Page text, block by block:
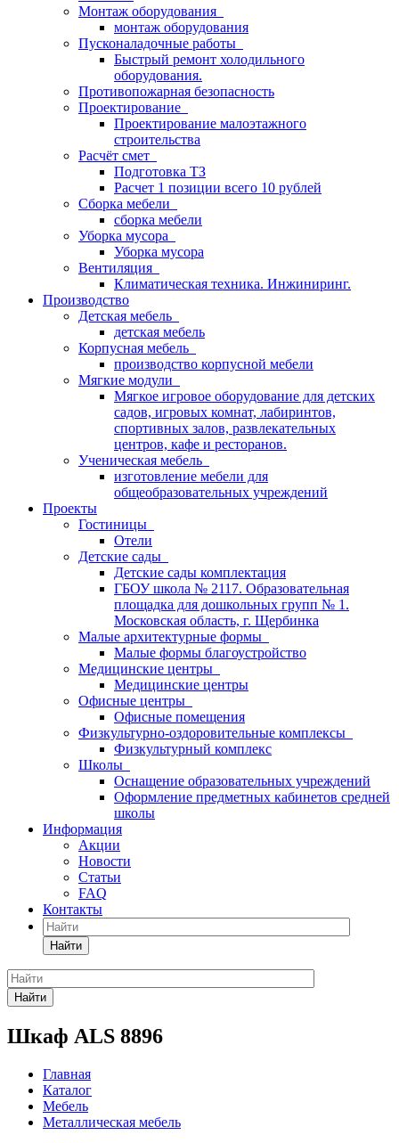
Монтаж оборудования
монтаж оборудования
Пусконаладочные работы
Быстрый ремонт холодильного
оборудования.
Противопожарная безопасность
Проектирование
Проектирование малоэтажного
строительства
Расчёт смет
Подготовка ТЗ
Расчет 1 позиции всего 10 рублей
Сборка мебели
сборка мебели
Уборка мусора
Уборка мусора
Вентиляция
Климатическая техника. Инжиниринг.
Производство
Детская мебель
детская мебель
Корпусная мебель
производство корпусной мебели
Мягкие модули
Мягкое игровое оборудование для детских
садов, игровых комнат, лабиринтов,
спортивных залов, развлекательных
центров, кафе и ресторанов.
Ученическая мебель
изготовление мебели для
общеобразовательных учреждений
Проекты
Гостиницы
Отели
Детские сады
Детские сады комплектация
ГБОУ школа № 2117. Образовательная
площадка для дошкольных групп № 1.
Московская область, г. Щербинка
Малые архитектурные формы
Малые формы благоустройство
Медицинские центры
Медицинские центры
Офисные центры
Офисные помещения
Физкультурно-оздоровительные комплексы
Физкультурный комплекс
Школы
Оснащение образовательных учреждений
Оформление предметных кабинетов средней
школы
Информация
Акции
Новости
Статьи
FAQ
Контакты
Найти
Найти
Шкаф ALS 8896
Главная
Каталог
Мебель
Металлическая мебель